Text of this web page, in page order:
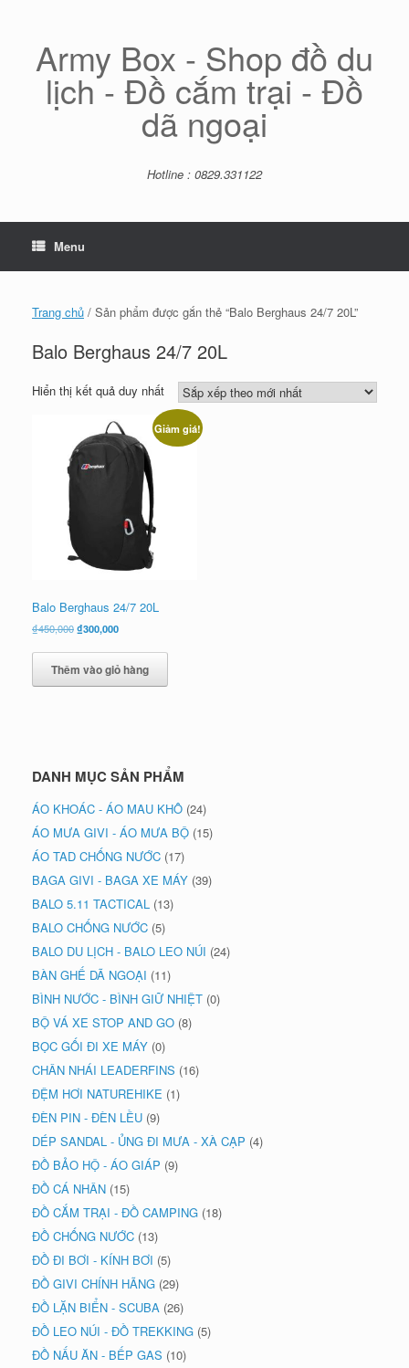
Army Box - Shop đồ du
lịch - Đồ cắm trại - Đồ
dã ngoại
Hotline : 0829.331122
Menu
Trang chủ / Sản phẩm được gắn thẻ “Balo Berghaus 24/7 20L”
Balo Berghaus 24/7 20L
Hiển thị kết quả duy nhất
Giảm giá!
Balo Berghaus 24/7 20L
₫450,000Giá
là:
₫450,000.
₫300,000Giá
tại
là:
₫300,000.
Thêm vào giỏ hàng
DANH MỤC SẢN PHẨM
ÁO KHOÁC - ÁO MAU KHÔ (24)
ÁO MƯA GIVI - ÁO MƯA BỘ (15)
ÁO TAD CHỐNG NƯỚC (17)
BAGA GIVI - BAGA XE MÁY (39)
BALO 5.11 TACTICAL (13)
BALO CHỐNG NƯỚC (5)
BALO DU LỊCH - BALO LEO NÚI (24)
BÀN GHẾ DÃ NGOẠI (11)
BÌNH NƯỚC - BÌNH GIỮ NHIỆT (0)
BỘ VÁ XE STOP AND GO (8)
BỌC GỐI ĐI XE MÁY (0)
CHÂN NHÁI LEADERFINS (16)
ĐỆM HƠI NATUREHIKE (1)
ĐÈN PIN - ĐÈN LỀU (9)
DÉP SANDAL - ỦNG ĐI MƯA - XÀ CẠP (4)
ĐỒ BẢO HỘ - ÁO GIÁP (9)
ĐỒ CÁ NHÂN (15)
ĐỒ CẮM TRẠI - ĐỒ CAMPING (18)
ĐỒ CHỐNG NƯỚC (13)
ĐỒ ĐI BƠI - KÍNH BƠI (5)
ĐỒ GIVI CHÍNH HÃNG (29)
ĐỒ LẶN BIỂN - SCUBA (26)
ĐỒ LEO NÚI - ĐỒ TREKKING (5)
ĐỒ NẤU ĂN - BẾP GAS (10)